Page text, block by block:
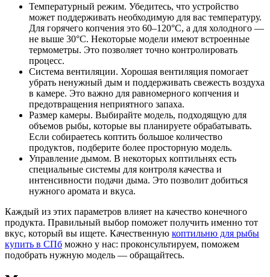
Температурный режим. Убедитесь, что устройство
может поддерживать необходимую для вас температуру.
Для горячего копчения это 60–120°C, а для холодного —
не выше 30°C. Некоторые модели имеют встроенные
термометры. Это позволяет точно контролировать
процесс.
Система вентиляции. Хорошая вентиляция помогает
убрать ненужный дым и поддерживать свежесть воздуха
в камере. Это важно для равномерного копчения и
предотвращения неприятного запаха.
Размер камеры. Выбирайте модель, подходящую для
объемов рыбы, которые вы планируете обрабатывать.
Если собираетесь коптить большое количество
продуктов, подберите более просторную модель.
Управление дымом. В некоторых коптильнях есть
специальные системы для контроля качества и
интенсивности подачи дыма. Это позволит добиться
нужного аромата и вкуса.
Каждый из этих параметров влияет на качество конечного
продукта. Правильный выбор поможет получить именно тот
вкус, который вы ищете. Качественную коптильню для рыбы
купить в СПб можно у нас: проконсультируем, поможем
подобрать нужную модель — обращайтесь.